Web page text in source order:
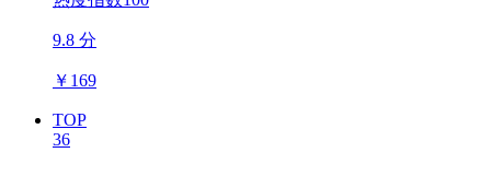
9.8 分
￥ 169
TOP
36